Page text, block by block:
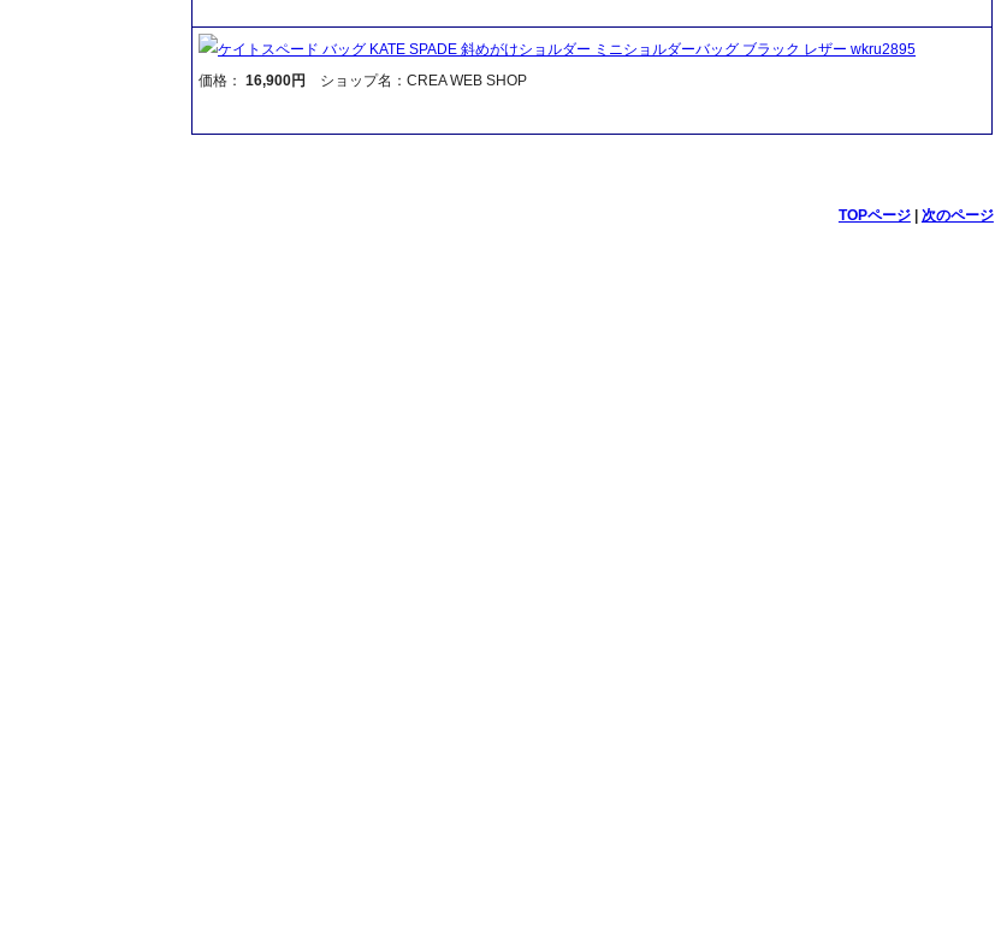
ケイトスペード バッグ KATE SPADE 斜めがけショルダー ミニショルダーバッグ ブラック レザー wkru2895
価格： 16,900円 ショップ名：CREA WEB SHOP
TOPページ| 次のページ